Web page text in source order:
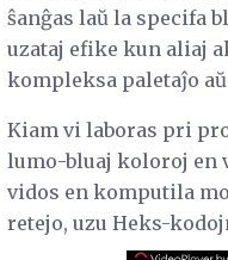
ŝanĝas laŭ la specifa
uzataj efike kun aliaj
kompleksa paletaĵo
Kiam vi laboras pri
lumo-bluaj koloroj en
vidos en komputila
retejo, uzu Heks-